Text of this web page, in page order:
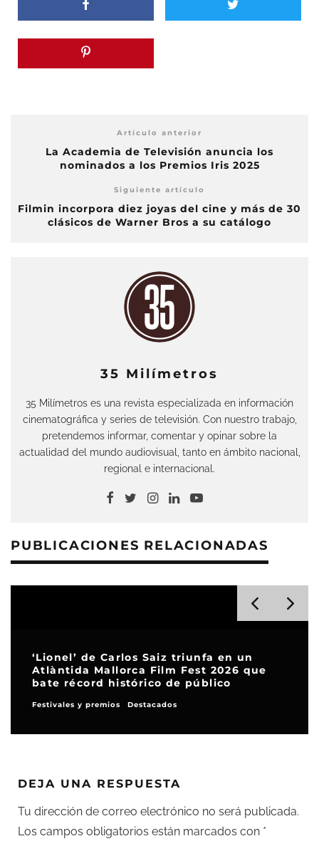
Artículo anterior
La Academia de Televisión anuncia los
nominados a los Premios Iris 2025
Siguiente artículo
Filmin incorpora diez joyas del cine y más de 30
clásicos de Warner Bros a su catálogo
35 Milímetros
35 Milímetros es una revista especializada en información
cinematográfica y series de televisión. Con nuestro trabajo,
pretendemos informar, comentar y opinar sobre la
actualidad del mundo audiovisual, tanto en ámbito nacional,
regional e internacional.
PUBLICACIONES RELACIONADAS
‘Lionel’ de Carlos Saiz triunfa en un
Atlàntida Mallorca Film Fest 2026 que
bate récord histórico de público
Festivales y premios Destacados
DEJA UNA RESPUESTA
Tu dirección de correo electrónico no será publicada.
Los campos obligatorios están marcados con *